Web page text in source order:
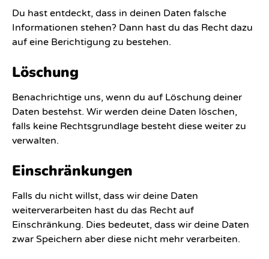
Du hast entdeckt, dass in deinen Daten falsche
Informationen stehen? Dann hast du das Recht dazu
auf eine Berichtigung zu bestehen.
Löschung
Benachrichtige uns, wenn du auf Löschung deiner
Daten bestehst. Wir werden deine Daten löschen,
falls keine Rechtsgrundlage besteht diese weiter zu
verwalten.
Einschränkungen
Falls du nicht willst, dass wir deine Daten
weiterverarbeiten hast du das Recht auf
Einschränkung. Dies bedeutet, dass wir deine Daten
zwar Speichern aber diese nicht mehr verarbeiten.